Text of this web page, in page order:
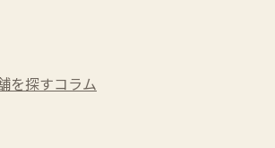
を探すコラム